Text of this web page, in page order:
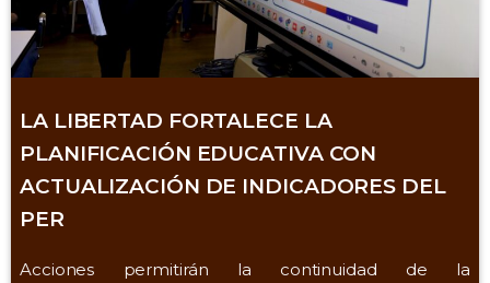
LA LIBERTAD FORTALECE LA
PLANIFICACIÓN EDUCATIVA CON
ACTUALIZACIÓN DE INDICADORES DEL
PER
Acciones permitirán la continuidad de la